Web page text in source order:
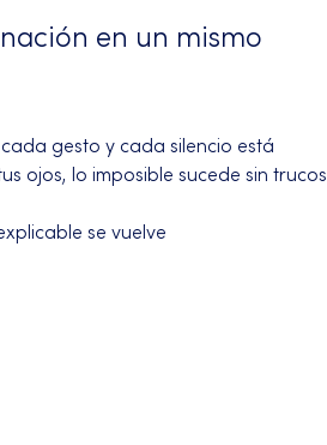
en un mismo
gesto y cada silencio está
ojos, lo imposible sucede sin trucos
se vuelve